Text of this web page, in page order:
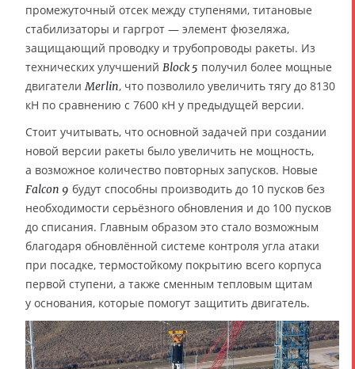
промежуточный отсек между ступенями, титановые
стабилизаторы и гаргрот — элемент фюзеляжа,
защищающий проводку и трубопроводы ракеты. Из
технических улучшений Block 5 получил более мощные
двигателиMerlin, что позволило увеличить тягу до 8130
кН по сравнению с 7600 кН у предыдущей версии.
Стоит учитывать, что основной задачей при создании
новой версии ракеты было увеличить не мощность,
а возможное количество повторных запусков. Новые
Falcon 9 будут способны производить до 10 пусков без
необходимости серьёзного обновления и до 100 пусков
до списания. Главным образом это стало возможным
благодаря обновлённой системе контроля угла атаки
при посадке, термостойкому покрытию всего корпуса
первой ступени, а также сменным тепловым щитам
у основания, которые помогут защитить двигатель.